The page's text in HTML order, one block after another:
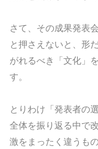
さて、その成果発表
と押さえないと、形
がれるべき「文化」
す。
とりわけ「発表者の
全体を振り返る中で
激をまったく違うも